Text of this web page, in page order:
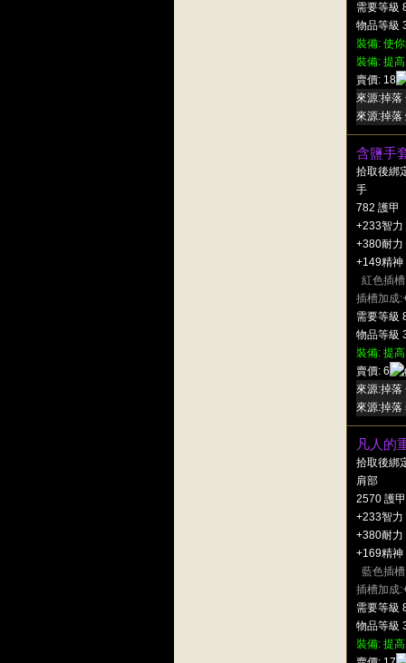
需要等級
物品等級
裝備: 使
裝備: 提
賣價: 18
來源:掉落
來源:掉落
含鹽手
拾取後綁
手
782 護甲
+233智力
+380耐力
+149精神
紅色插槽
插槽加成
需要等級
物品等級
裝備: 提
賣價: 6
來源:掉落
來源:掉落
凡人的
拾取後綁
肩部
2570 護甲
+233智力
+380耐力
+169精神
藍色插槽
插槽加成
需要等級
物品等級
裝備: 提